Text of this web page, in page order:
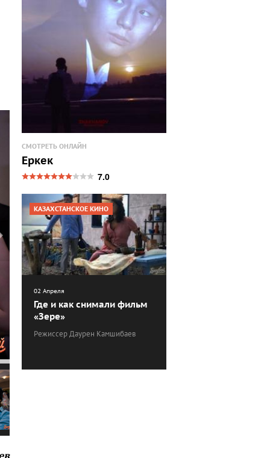
СМОТРЕТЬ ОНЛАЙН
Еркек
7.0
КАЗАХСТАНСКОЕ КИНО
02 Апреля
Где и как снимали фильм
«Зере»
Режиссер Даурен Камшибаев